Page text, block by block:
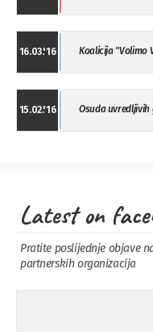
16.03.'16 Koalicija "Volimo
15.02.'16 Osuda uvredljivih
13.11.'15 Osuda napada u
Pe ...
Latest on
Pratite poslijednje objave
partnerskih organizacija